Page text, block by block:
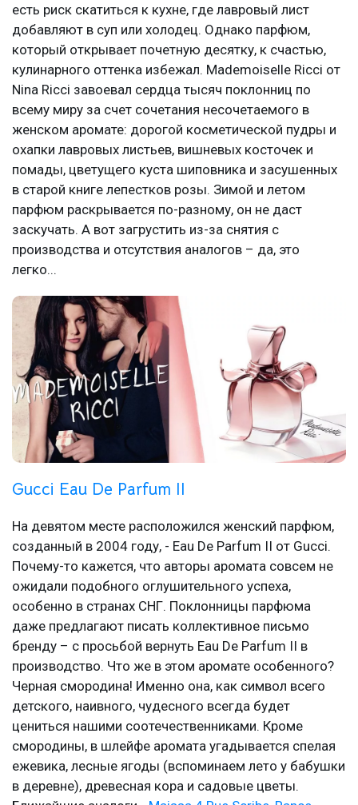
есть риск скатиться к кухне, где лавровый лист
добавляют в суп или холодец. Однако парфюм,
который открывает почетную десятку, к счастью,
кулинарного оттенка избежал. Mademoiselle Ricci от
Nina Ricci завоевал сердца тысяч поклонниц по
всему миру за счет сочетания несочетаемого в
женском аромате: дорогой косметической пудры и
охапки лавровых листьев, вишневых косточек и
помады, цветущего куста шиповника и засушенных
в старой книге лепестков розы. Зимой и летом
парфюм раскрывается по-разному, он не даст
заскучать. А вот загрустить из-за снятия с
производства и отсутствия аналогов – да, это
легко...
Gucci Eau De Parfum II
На девятом месте расположился женский парфюм,
созданный в 2004 году, - Eau De Parfum II от Gucci.
Почему-то кажется, что авторы аромата совсем не
ожидали подобного оглушительного успеха,
особенно в странах СНГ. Поклонницы парфюма
даже предлагают писать коллективное письмо
бренду – с просьбой вернуть Eau De Parfum II в
производство. Что же в этом аромате особенного?
Черная смородина! Именно она, как символ всего
детского, наивного, чудесного всегда будет
цениться нашими соотечественниками. Кроме
смородины, в шлейфе аромата угадывается спелая
ежевика, лесные ягоды (вспоминаем лето у бабушки
в деревне), древесная кора и садовые цветы.